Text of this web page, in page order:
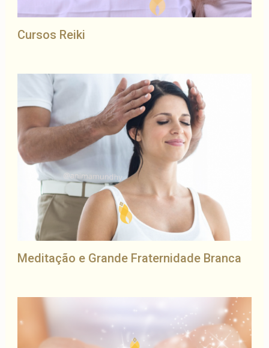
Cursos Reiki
Meditação e Grande Fraternidade Branca